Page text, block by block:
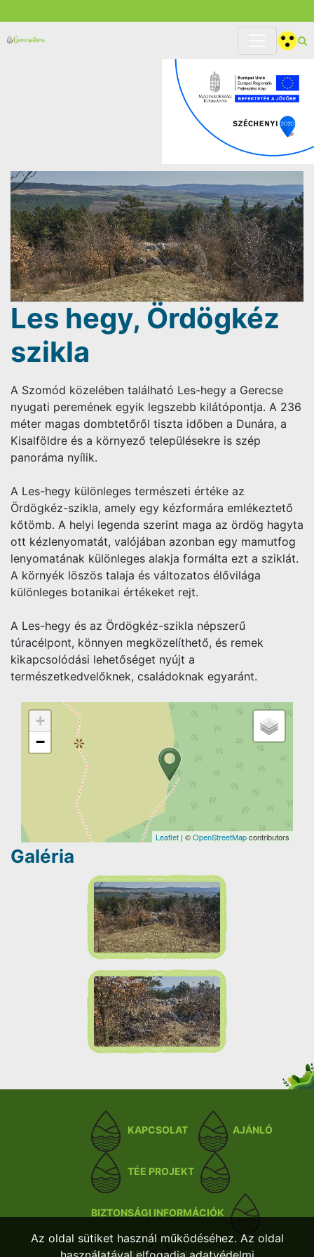
Les hegy, Ördögkéz
szikla
A Szomód közelében található Les-hegy a Gerecse
nyugati peremének egyik legszebb kilátópontja. A 236
méter magas dombtetőről tiszta időben a Dunára, a
Kisalföldre és a környező településekre is szép
panoráma nyílik.
A Les-hegy különleges természeti értéke az
Ördögkéz-szikla, amely egy kézformára emlékeztető
kőtömb. A helyi legenda szerint maga az ördög hagyta
ott kézlenyomatát, valójában azonban egy mamutfog
lenyomatának különleges alakja formálta ezt a sziklát.
A környék löszös talaja és változatos élővilága
különleges botanikai értékeket rejt.
A Les-hegy és az Ördögkéz-szikla népszerű
túracélpont, könnyen megközelíthető, és remek
kikapcsolódási lehetőséget nyújt a
természetkedvelőknek, családoknak egyaránt.
+
−
Leaflet | ©OpenStreetMapcontributors
Galéria
KAPCSOLAT AJÁNLÓ
TÉE PROJEKT
BIZTONSÁGI INFORMÁCIÓK
WEBSHOP HELYSZÍNEK
Az oldal sütiket használ működéséhez. Az oldal